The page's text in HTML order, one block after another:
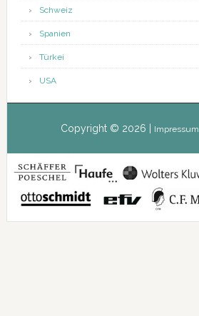
Schweiz
Spanien
Türkei
USA
Copyright © 2026 | Impressum